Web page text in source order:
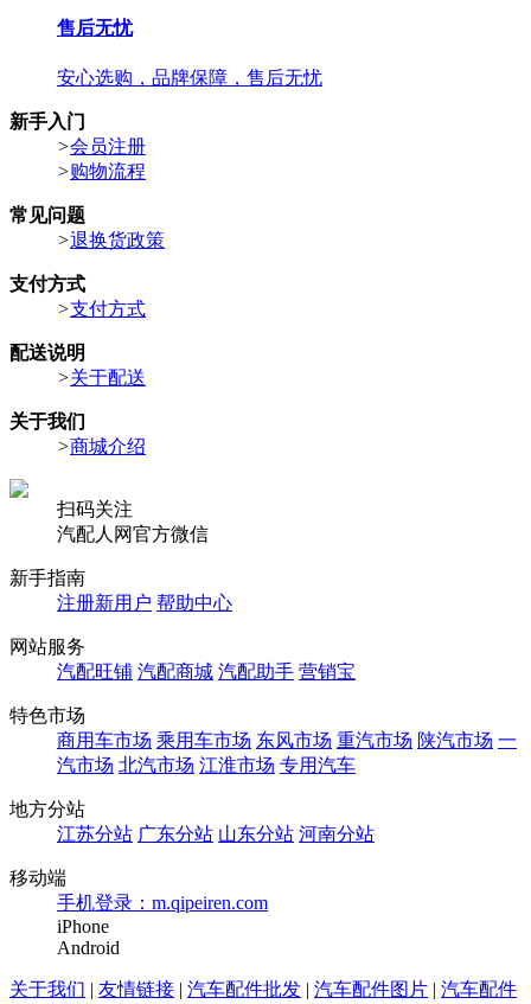
售后无忧
安心选购，品牌保障，售后无忧
新手入门
>会员注册
>购物流程
常见问题
>退换货政策
支付方式
>支付方式
配送说明
>关于配送
关于我们
>商城介绍
扫码关注
汽配人网官方微信
新手指南
注册新用户 帮助中心
网站服务
汽配旺铺 汽配商城 汽配助手 营销宝
特色市场
商用车市场 乘用车市场 东风市场 重汽市场 陕汽市场 一
汽市场 北汽市场 江淮市场 专用汽车
地方分站
江苏分站 广东分站 山东分站 河南分站
移动端
手机登录：m.qipeiren.com
iPhone
Android
关于我们 | 友情链接 | 汽车配件批发 | 汽车配件图片 | 汽车配件